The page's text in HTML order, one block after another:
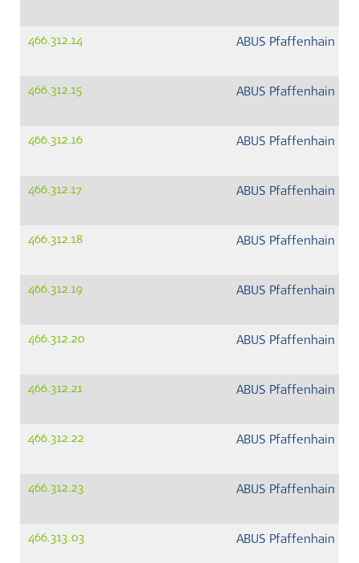
466.312.14 ABUS Pfaffenhain
466.312.15 ABUS Pfaffenhain
466.312.16 ABUS Pfaffenhain
466.312.17 ABUS Pfaffenhain
466.312.18 ABUS Pfaffenhain
466.312.19 ABUS Pfaffenhain
466.312.20 ABUS Pfaffenhain
466.312.21 ABUS Pfaffenhain
466.312.22 ABUS Pfaffenhain
466.312.23 ABUS Pfaffenhain
466.313.03 ABUS Pfaffenhain